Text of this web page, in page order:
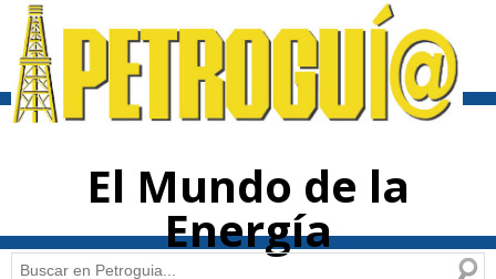
contenido
El Mundo de la
Energía
Buscar